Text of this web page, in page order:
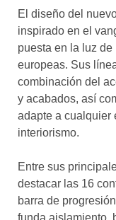
El diseño del
inspirado en el
puesta en la luz
europeas. Sus
combinación del
y acabados, así
adapte a cualquier
interiorismo.
Entre sus
destacar las 16
barra de
funda aislamiento,